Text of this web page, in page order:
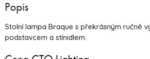
Popis
Stolní lampa Braque s překrásným ručně
podstavcem a stínidlem.